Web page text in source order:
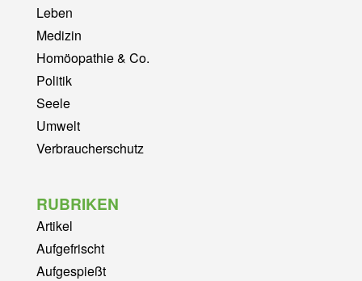
Leben
Medizin
Homöopathie & Co.
Politik
Seele
Umwelt
Verbraucherschutz
RUBRIKEN
Artikel
Aufgefrischt
Aufgespießt